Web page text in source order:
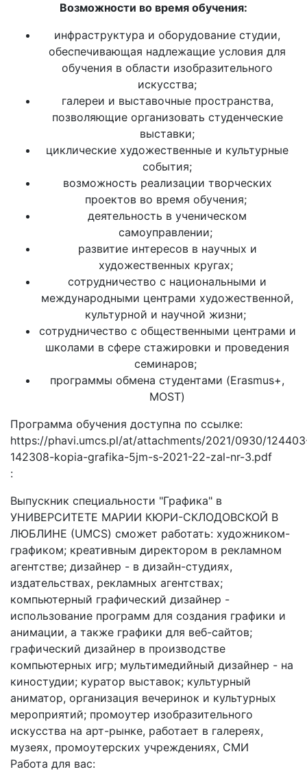
Возможности во время обучения:
инфраструктура и оборудование студии,
обеспечивающая надлежащие условия для
обучения в области изобразительного
искусства;
галереи и выставочные пространства,
позволяющие организовать студенческие
выставки;
циклические художественные и культурные
события;
возможность реализации творческих
проектов во время обучения;
деятельность в ученическом
самоуправлении;
развитие интересов в научных и
художественных кругах;
сотрудничество с национальными и
международными центрами художественной,
культурной и научной жизни;
сотрудничество с общественными центрами и
школами в сфере стажировки и проведения
семинаров;
программы обмена студентами (Erasmus+,
MOST)
Программа обучения доступна по ссылке:
https://phavi.umcs.pl/at/attachments/2021/0930/
142308-kopia-grafika-5jm-s-2021-22-zal-nr-3.pdf
:
Выпускник специальности "Графика" в
УНИВЕРСИТЕТЕ МАРИИ КЮРИ-СКЛОДОВСКОЙ В
ЛЮБЛИНЕ (UMCS) сможет работать: художником-
графиком; креативным директором в рекламном
агентстве; дизайнер - в дизайн-студиях,
издательствах, рекламных агентствах;
компьютерный графический дизайнер -
использование программ для создания графики и
анимации, а также графики для веб-сайтов;
графический дизайнер в производстве
компьютерных игр; мультимедийный дизайнер - на
киностудии; куратор выставок; культурный
аниматор, организация вечеринок и культурных
мероприятий; промоутер изобразительного
искусства на арт-рынке, работает в галереях,
музеях, промоутерских учреждениях, СМИ
Работа для вас: